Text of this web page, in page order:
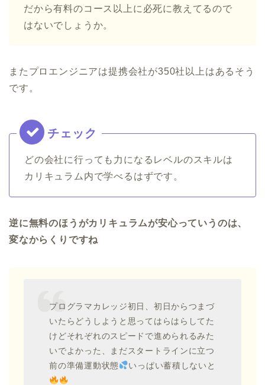
だから有料のコース以上に必死に教えてるので
はないでしょうか。
またプロエンジニアは提携会社が350社以上はあるそう
です。
どの会社に行っても力になるレベルのスキルは
カリキュラム内で学べるはずです。
逆に無料のほうがカリキュラムが安心っていうのは、
変なからくりですね
プログラマカレッジ初日、初日からつまづ
いたらどうしようと思ってはらはらしてた
けどそれぞれのスピードで進められるみた
いでよかった、まだスタートラインに立つ
前の準備運動状態
いっぱい蓄積しないと